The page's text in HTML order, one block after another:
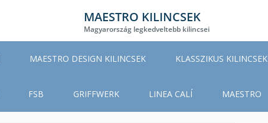
MAESTRO KILINCSEK
Magyarország legkedveltebb kilincsei
MAESTRO DESIGN KILINCSEK KLASSZIKUS KILINCSEK
FSB GRIFFWERK LINEA CALÍ MAESTRO